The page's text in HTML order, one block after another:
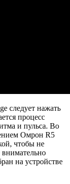
следует нажать
процесс
и пульса. Во
Омрон R5
чтобы не
внимательно
на устройстве